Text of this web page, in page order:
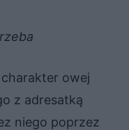
owej
z adresatką
niego poprzez